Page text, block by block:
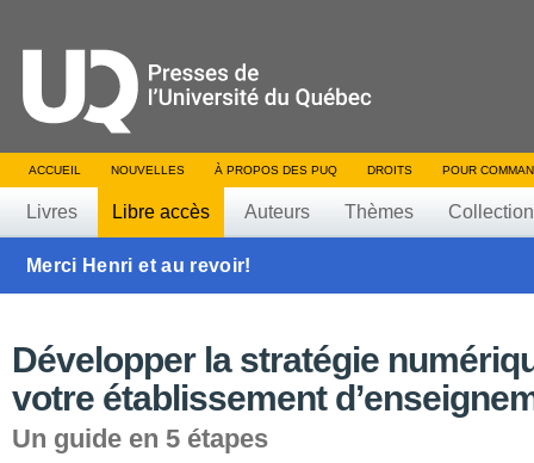
ACCUEIL NOUVELLES À PROPOS DES PUQ DROITS POUR
Livres Libre accès Auteurs Thèmes
Merci Henri et au revoir!
Développer la stratégie
votre établissement
Un guide en 5 étapes